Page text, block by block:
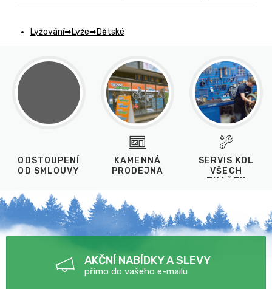
Lyžování Lyže Dětské
ODSTOUPENÍ
OD SMLOUVY
KAMENNÁ
PRODEJNA
SERVIS KOL
VŠECH
ZNAČEK
AKČNÍ NABÍDKY A SLEVY
přímo do vašeho e-mailu